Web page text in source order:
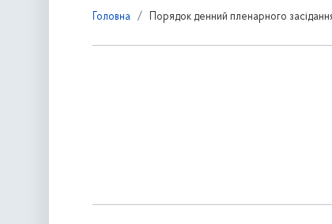
Головна Порядок денний пленарного